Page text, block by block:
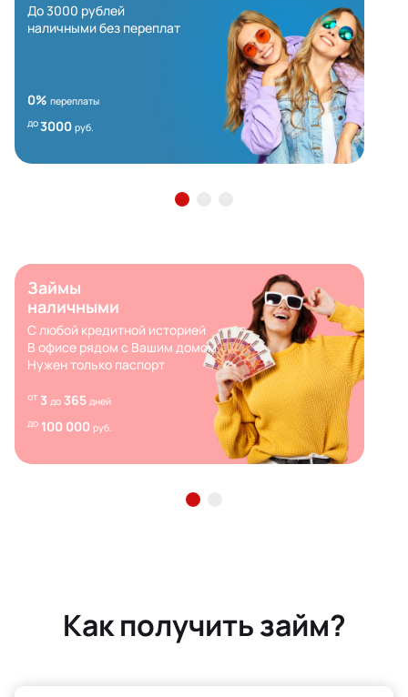
До 3000 рублей
наличными без переплат
0% переплаты
до3000 руб.
Займы
наличными
С любой кредитной историей
В офисе рядом с Вашим домом
Нужен только паспорт
от 3 до 365 дней
до 100 000 руб.
Как получить займ?